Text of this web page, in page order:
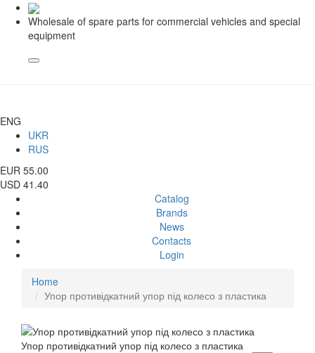
Wholesale of spare parts for commercial vehicles and special
equipment
ENG
UKR
RUS
EUR 55.00
USD 41.40
Catalog
Brands
News
Contacts
Login
Home
Упор противідкатний упор під колесо з пластика
Упор противідкатний упор під колесо з пластика